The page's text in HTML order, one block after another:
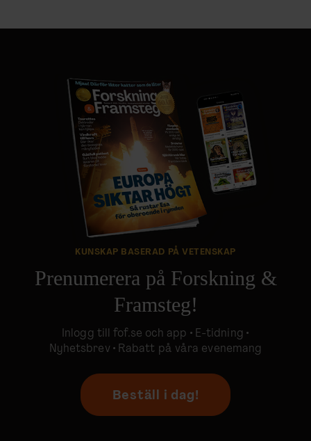
KUNSKAP BASERAD PÅ VETENSKAP
Prenumerera på Forskning &
Framsteg!
Inlogg tillfof.se och app • E-tidning •
Nyhetsbrev • Rabatt på våra evenemang
Beställ i dag!